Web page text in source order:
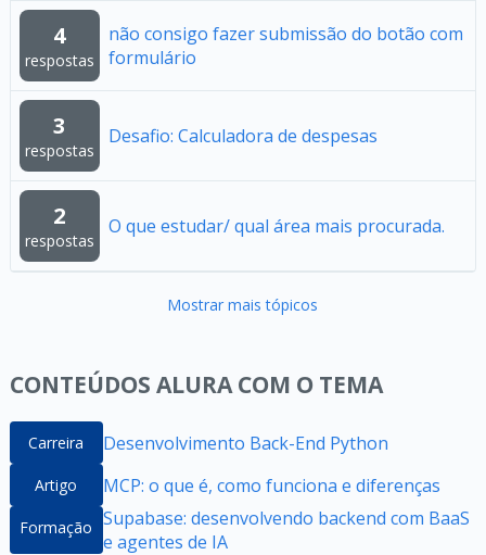
4
respostas
não consigo fazer submissão do botão com
formulário
3
respostas
Desafio: Calculadora de despesas
2
respostas
O que estudar/ qual área mais procurada.
Mostrar mais tópicos
CONTEÚDOS ALURA COM O TEMA
Carreira Desenvolvimento Back-End Python
Artigo MCP: o que é, como funciona e diferenças
Formação Supabase: desenvolvendo backend com BaaS
e agentes de IA